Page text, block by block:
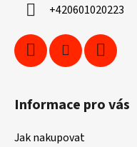
+420601020223
Informace pro vás
Jak nakupovat